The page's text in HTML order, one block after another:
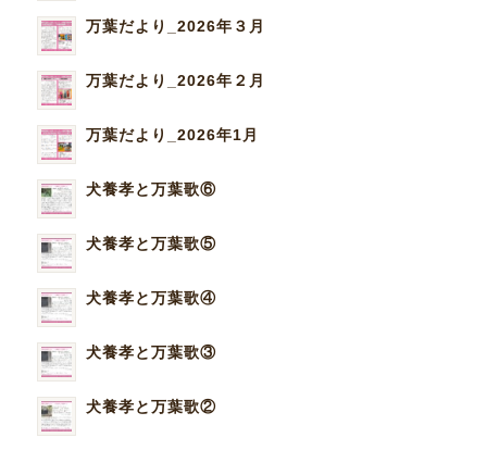
万葉だより_2026年３月
万葉だより_2026年２月
万葉だより_2026年1月
犬養孝と万葉歌⑥
犬養孝と万葉歌⑤
犬養孝と万葉歌④
犬養孝と万葉歌③
犬養孝と万葉歌②